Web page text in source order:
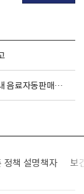
마포나루스페이스(스터디카페) 내 음료자동판매기 사용허가 입찰 공고
정책 설명책자 보